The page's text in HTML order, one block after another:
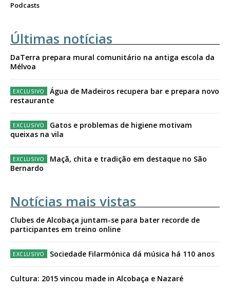
Podcasts
Últimas notícias
DaTerra prepara mural comunitário na antiga escola da
Mélvoa
Água de Madeiros recupera bar e prepara novo
restaurante
Gatos e problemas de higiene motivam
queixas na vila
Maçã, chita e tradição em destaque no São
Bernardo
Notícias mais vistas
Clubes de Alcobaça juntam-se para bater recorde de
participantes em treino online
Sociedade Filarmónica dá música há 110 anos
Cultura: 2015 vincou made in Alcobaça e Nazaré